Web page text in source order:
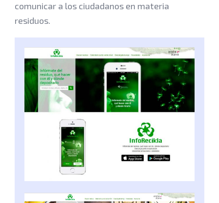
comunicar a los ciudadanos en materia
residuos.